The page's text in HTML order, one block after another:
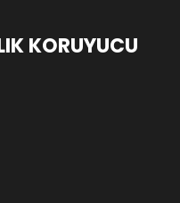
KORUYUCU